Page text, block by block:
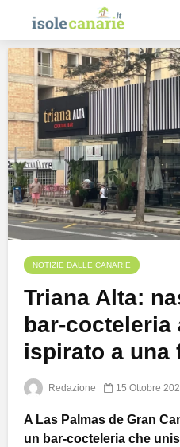
NOTIZIE DALLE CANARIE
Triana Alta:
bar-cocteleria
ispirato a una
Redazione 15 Ottobre
A Las Palmas de Gran
un bar-cocteleria che